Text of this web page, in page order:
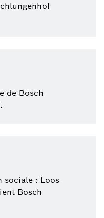
de Bosch
sociale : Loos
Bosch